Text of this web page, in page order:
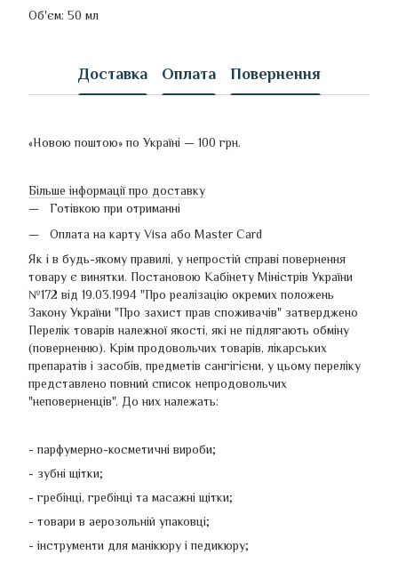
Об'єм: 50 мл
Доставка Оплата Повернення
«Новою поштою» по Україні — 100 грн.
Більше інформації про доставку
Готівкою при отриманні
Оплата на карту Visa або Master Card
Як і в будь-якому правилі, у непростій справі повернення
товару є винятки. Постановою Кабінету Міністрів України
№172 від 19.03.1994 "Про реалізацію окремих положень
Закону України "Про захист прав споживачів" затверджено
Перелік товарів належної якості, які не підлягають обміну
(поверненню). Крім продовольчих товарів, лікарських
препаратів і засобів, предметів сангігієни, у цьому переліку
представлено повний список непродовольчих
"неповерненців". До них належать:
- парфумерно-косметичні вироби;
- зубні щітки;
- гребінці, гребінці та масажні щітки;
- товари в аерозольній упаковці;
- інструменти для манікюру і педикюру;